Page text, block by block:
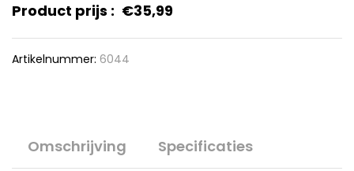
Product prijs : €35,99
Artikelnummer: 6044
Omschrijving Specificaties